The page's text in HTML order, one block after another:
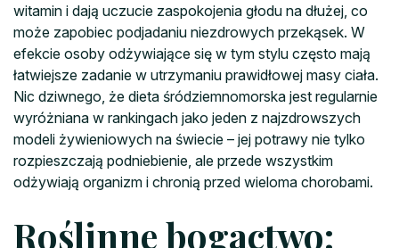
witamin i dają uczucie zaspokojenia głodu na dłużej, co
może zapobiec podjadaniu niezdrowych przekąsek. W
efekcie osoby odżywiające się w tym stylu często mają
łatwiejsze zadanie w utrzymaniu prawidłowej masy ciała.
Nic dziwnego, że dieta śródziemnomorska jest regularnie
wyróżniana w rankingach jako jeden z najzdrowszych
modeli żywieniowych na świecie – jej potrawy nie tylko
rozpieszczają podniebienie, ale przede wszystkim
odżywiają organizm i chronią przed wieloma chorobami.
Roślinne bogactwo: